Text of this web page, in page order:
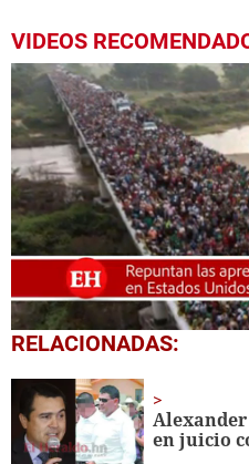
VIDEOS
0
seconds
minute,
59
seconds
RELACIONADAS:
en juicio